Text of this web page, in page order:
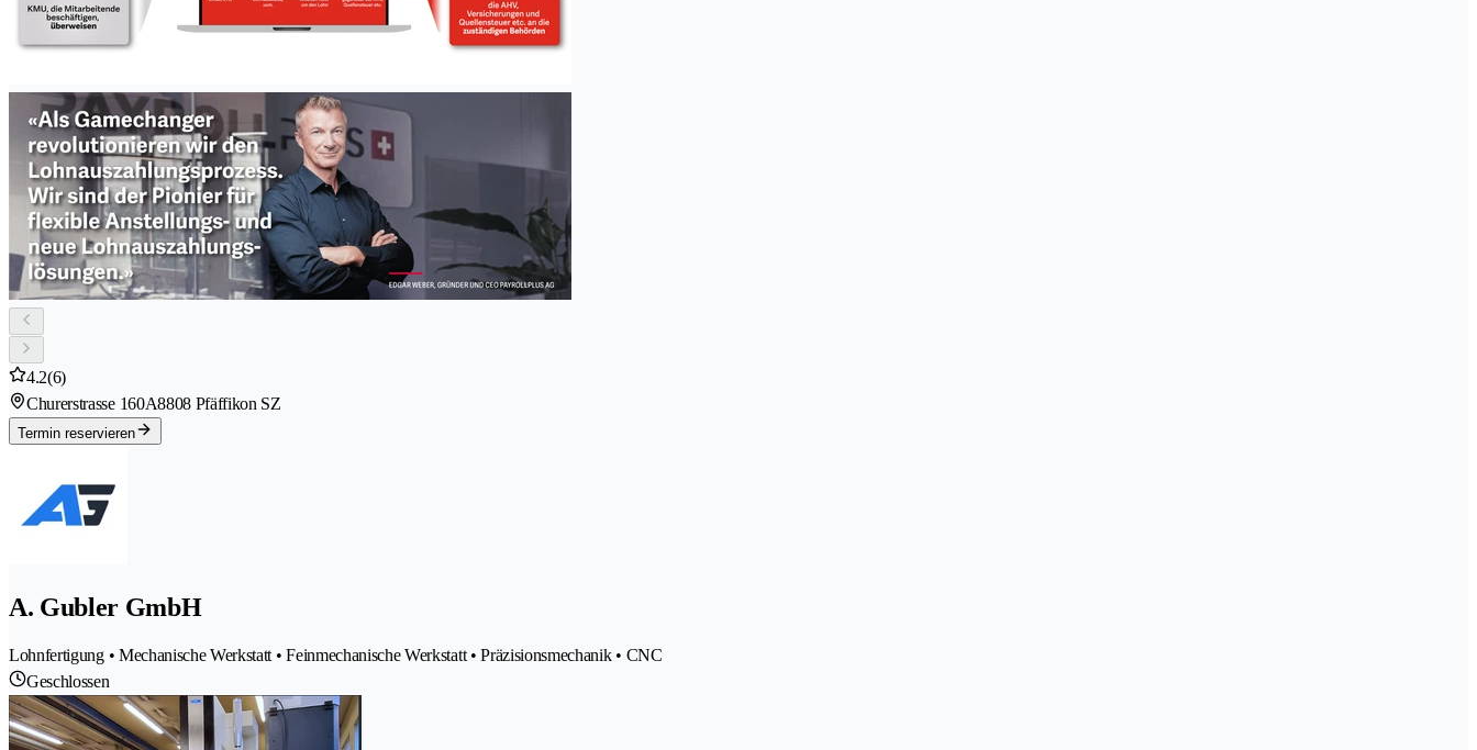
4.2(6)
Churerstrasse 160A8808 Pfäffikon SZ
Termin reservieren
A. Gubler GmbH
Lohnfertigung • Mechanische Werkstatt • Feinmechanische Werkstatt • Präzisionsmechanik • CNC
Geschlossen